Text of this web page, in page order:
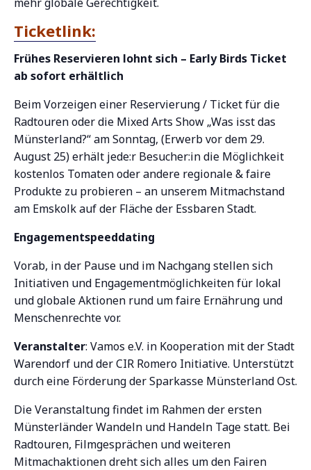
Ticketlink:
Frühes Reservieren lohnt sich – Early Birds Ticket
ab sofort erhältlich
Beim Vorzeigen einer Reservierung / Ticket für die
Radtouren oder die Mixed Arts Show „Was isst das
Münsterland?“ am Sonntag, (Erwerb vor dem 29.
August 25) erhält jede:r Besucher:in die Möglichkeit
kostenlos Tomaten oder andere regionale & faire
Produkte zu probieren – an unserem Mitmachstand
am Emskolk auf der Fläche der Essbaren Stadt.
Engagementspeeddating
Vorab, in der Pause und im Nachgang stellen sich
Initiativen und Engagementmöglichkeiten für lokal
und globale Aktionen rund um faire Ernährung und
Menschenrechte vor.
Veranstalter: Vamos e.V. in Kooperation mit der Stadt
Warendorf und der CIR Romero Initiative. Unterstützt
durch eine Förderung der Sparkasse Münsterland Ost.
Die Veranstaltung findet im Rahmen der ersten
Münsterländer Wandeln und Handeln Tage statt. Bei
Radtouren, Filmgesprächen und weiteren
Mitmachaktionen dreht sich alles um den Fairen